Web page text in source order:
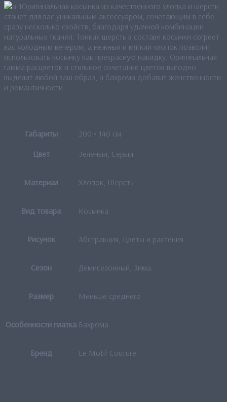
Оригинальная косынка из качественного хлопка и шерсти
станет для вас уникальным аксессуаром, сочетающим в себе
сразу несколько свойств, благодаря удачной комбинации
натуральных тканей. Тонкая шерсть в составе косынки согреет
вас холодным вечером, а нежный и мягкий хлопок позволит
использовать косынку как прекрасную накидку. Оригинальная
гамма расцветок и стильное сочетание цветов выгодно
выделит любой ваш образ, а бахрома добавит женственности
и романтичности.
Габариты
200 × 140 см
Цвет
Зеленый, Серый
Материал Хлопок, Шерсть
Вид товара Косынка
Рисунок Абстракция, Цветы и растения
Сезон Демисезонный, Зима
Размер Меньше среднего
Особенности платка Бахрома
Бренд Le Motif Couture